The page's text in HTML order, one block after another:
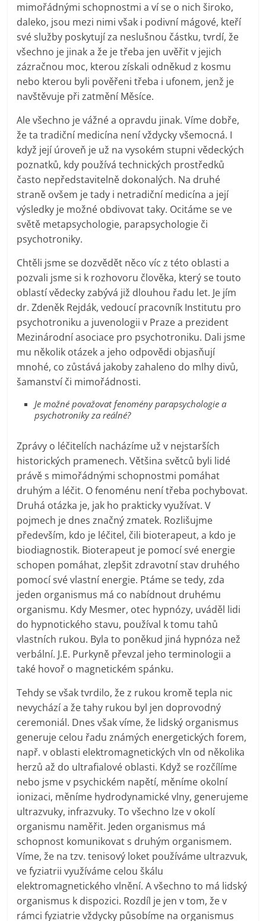
mimořádnými schopnostmi a ví se o nich široko,
daleko, jsou mezi nimi však i podivní mágové, kteří
své služby poskytují za neslušnou částku, tvrdí, že
všechno je jinak a že je třeba jen uvěřit v jejich
zázračnou moc, kterou získali odněkud z kosmu
nebo kterou byli pověřeni třeba i ufonem, jenž je
navštěvuje při zatmění Měsíce.
Ale všechno je vážné a opravdu jinak. Víme dobře,
že ta tradiční medicína není vždycky všemocná. I
když její úroveň je už na vysokém stupni vědeckých
poznatků, kdy používá technických prostředků
často nepředstavitelně dokonalých. Na druhé
straně ovšem je tady i netradiční medicína a její
výsledky je možné obdivovat taky. Ocitáme se ve
světě metapsychologie, parapsychologie či
psychotroniky.
Chtěli jsme se dozvědět něco víc z této oblasti a
pozvali jsme si k rozhovoru člověka, který se touto
oblastí vědecky zabývá již dlouhou řadu let. Je jím
dr. Zdeněk Rejdák, vedoucí pracovník Institutu pro
psychotroniku a juvenologii v Praze a prezident
Mezinárodní asociace pro psychotroniku. Dali jsme
mu několik otázek a jeho odpovědi objasňují
mnohé, co zůstává jakoby zahaleno do mlhy divů,
šamanství či mimořádnosti.
Je možné považovat fenomény parapsychologie a
psychotroniky za reálné?
Zprávy o léčitelích nacházíme už v nejstarších
historických pramenech. Většina světců byli lidé
právě s mimořádnými schopnostmi pomáhat
druhým a léčit. O fenoménu není třeba pochybovat.
Druhá otázka je, jak ho prakticky využívat. V
pojmech je dnes značný zmatek. Rozlišujme
především, kdo je léčitel, čili bioterapeut, a kdo je
biodiagnostik. Bioterapeut je pomocí své energie
schopen pomáhat, zlepšit zdravotní stav druhého
pomocí své vlastní energie. Ptáme se tedy, zda
jeden organismus má co nabídnout druhému
organismu. Kdy Mesmer, otec hypnózy, uváděl lidi
do hypnotického stavu, používal k tomu tahů
vlastních rukou. Byla to poněkud jiná hypnóza než
verbální. J.E. Purkyně převzal jeho terminologii a
také hovoř o magnetickém spánku.
Tehdy se však tvrdilo, že z rukou kromě tepla nic
nevychází a že tahy rukou byl jen doprovodný
ceremoniál. Dnes však víme, že lidský organismus
generuje celou řadu známých energetických forem,
např. v oblasti elektromagnetických vln od několika
herzů až do ultrafialové oblasti. Když se rozčílíme
nebo jsme v psychickém napětí, měníme okolní
ionizaci, měníme hydrodynamické vlny, generujeme
ultrazvuky, infrazvuky. To všechno lze v okolí
organismu naměřit. Jeden organismus má
schopnost komunikovat s druhým organismem.
Víme, že na tzv. tenisový loket používáme ultrazvuk,
ve fyziatrii využíváme celou škálu
elektromagnetického vlnění. A všechno to má lidský
organismus k dispozici. Rozdíl je jen v tom, že v
rámci fyziatrie vždycky působíme na organismus